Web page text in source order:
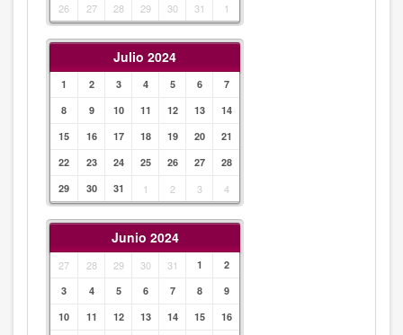
26
27 28 29 30 31 1
Julio 2024
1 2 3 4 5 6
7
8
9 10 11 12 13
14
15
16 17 18 19 20
21
22
23 24 25 26 27
28
29
30 31 1 2 3 4
Junio 2024
27 28 29 30 31 1
2
3
4 5 6 7 8
9
10
11 12 13 14 15
16